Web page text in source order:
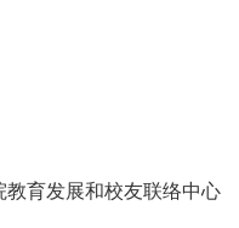
教育发展和校友联络中心